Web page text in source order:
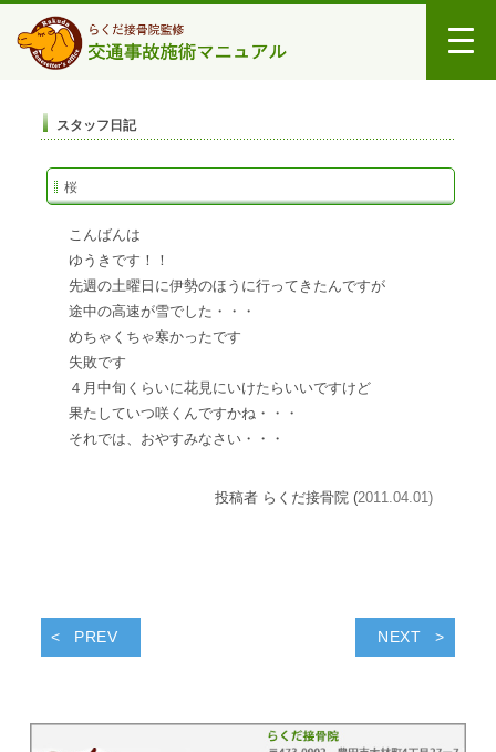
スタッフ日記
桜
こんばんは
ゆうきです！！
先週の土曜日に伊勢のほうに行ってきたんですが
途中の高速が雪でした・・・
めちゃくちゃ寒かったです
失敗です
４月中旬くらいに花見にいけたらいいですけど
果たしていつ咲くんですかね・・・
それでは、おやすみなさい・・・
投稿者 らくだ接骨院 (2011.04.01)
PREV NEXT